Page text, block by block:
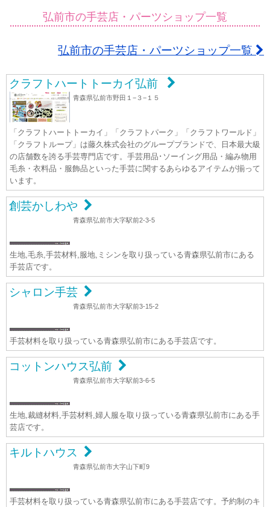
弘前市の手芸店・パーツショップ一覧
弘前市の手芸店・パーツショップ一覧
クラフトハートトーカイ弘前
青森県弘前市野田１−３−１５
「クラフトハートトーカイ」「クラフトパーク」「クラフトワールド」
「クラフトループ」は藤久株式会社のグループブランドで、日本最大級
の店舗数を誇る手芸専門店です。手芸用品･ソーイング用品・編み物用
毛糸・衣料品・服飾品といった手芸に関するあらゆるアイテムが揃って
います。
創芸かしわや
青森県弘前市大字駅前2-3-5
生地,毛糸,手芸材料,服地,ミシンを取り扱っている青森県弘前市にある
手芸店です。
シャロン手芸
青森県弘前市大字駅前3-15-2
手芸材料を取り扱っている青森県弘前市にある手芸店です。
コットンハウス弘前
青森県弘前市大字駅前3-6-5
生地,裁縫材料,手芸材料,婦人服を取り扱っている青森県弘前市にある手
芸店です。
キルトハウス
青森県弘前市大字山下町9
手芸材料を取り扱っている青森県弘前市にある手芸店です。予約制のキ